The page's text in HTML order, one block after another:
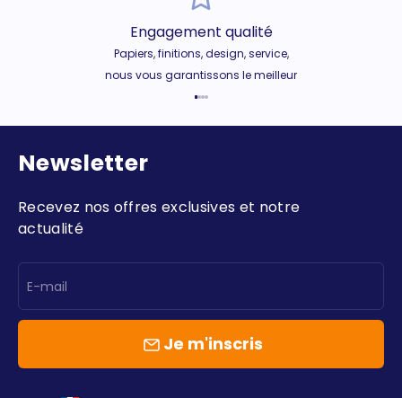
Engagement qualité
Papiers, finitions, design, service,
nous vous garantissons le meilleur
Newsletter
Recevez nos offres exclusives et notre
actualité
E-mail
Je m'inscris